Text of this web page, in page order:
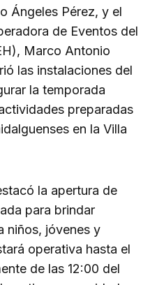
Ángeles Pérez, y el
de Eventos del
Marco Antonio
las instalaciones del
la temporada
preparadas
en la Villa
la apertura de
para brindar
niños, jóvenes y
operativa hasta el
de las 12:00 del